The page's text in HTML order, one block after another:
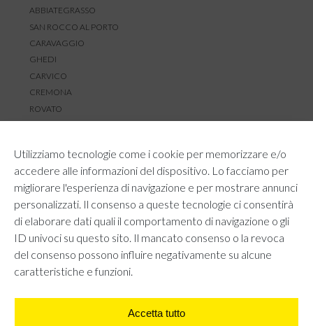
Utilizziamo tecnologie come i cookie per memorizzare e/o
accedere alle informazioni del dispositivo. Lo facciamo per
migliorare l'esperienza di navigazione e per mostrare annunci
personalizzati. Il consenso a queste tecnologie ci consentirà
di elaborare dati quali il comportamento di navigazione o gli
ID univoci su questo sito. Il mancato consenso o la revoca
del consenso possono influire negativamente su alcune
caratteristiche e funzioni.
Accetta tutto
ABBIATEGRASSO
SAN ROCCO AL PORTO
CARAVAGGIO
GHEDI
CARVICO
CREMONA
ROVATO
RESI E RIMBORSI
REGOLAMENTO LOYALTY
CONTATTACI
PRIVACY POLICY COOKIE POLICY